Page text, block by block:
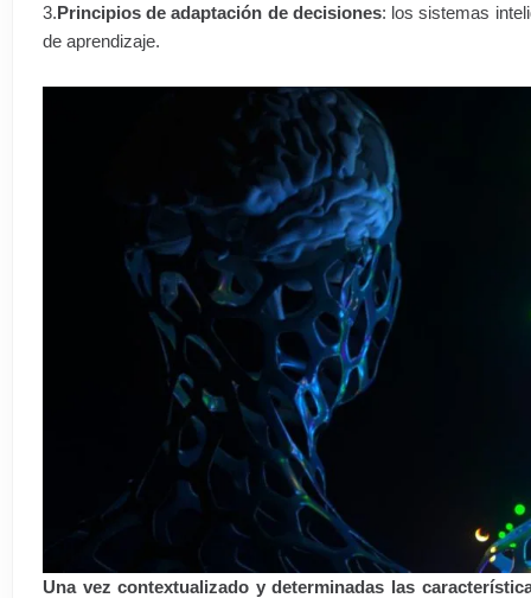
3.Principios de adaptación de decisiones: los sistemas
de aprendizaje.
Una vez contextualizado y determinadas las